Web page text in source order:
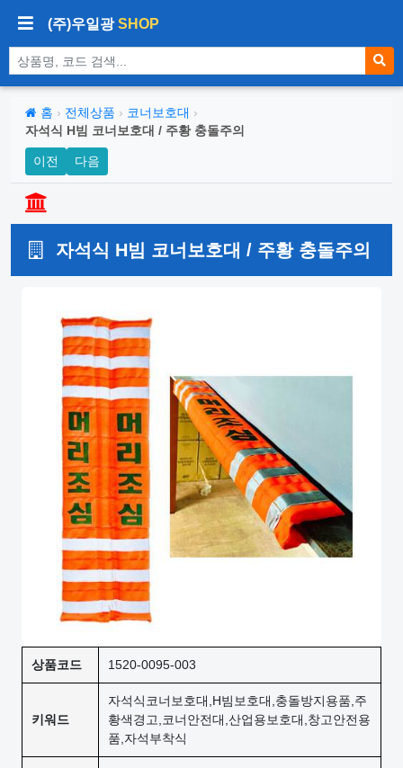
(주)우일광SHOP
상품 검색
홈 › 전체상품 › 코너보호대 ›
자석식 H빔 코너보호대 / 주황 충돌주의
이전 다음
자석식 H빔 코너보호대 / 주황 충돌주의
상품코드 1520-0095-003
키워드
자석식코너보호대,H빔보호대,충돌방지용품,주
황색경고,코너안전대,산업용보호대,창고안전용
품,자석부착식